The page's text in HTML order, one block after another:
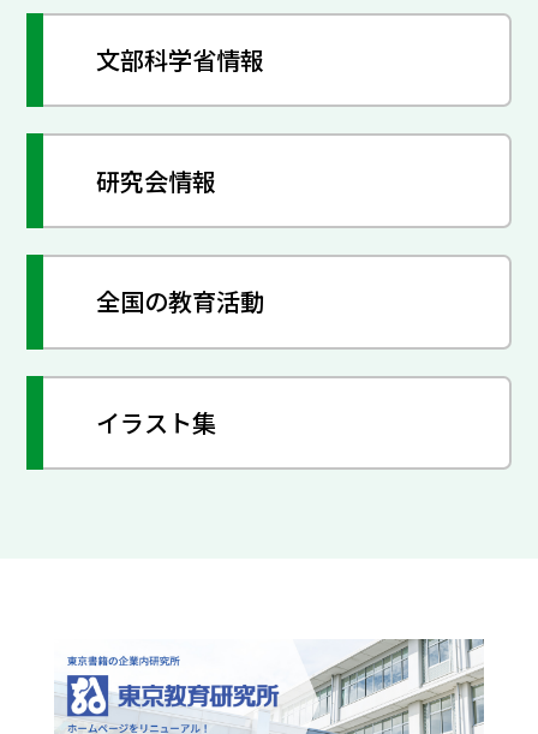
文部科学省情報
研究会情報
全国の教育活動
イラスト集